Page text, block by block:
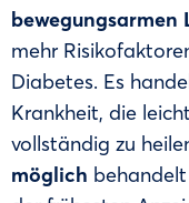
bewegungsarmen
mehr
Diabetes. Es
Krankheit, die
vollständig zu
möglich